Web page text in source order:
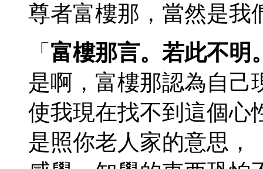
尊者富樓那，當然是我
「 富樓那言。若此不明
是啊，富樓那認為自己
使我現在找不到這個心
是照你老人家的意思，